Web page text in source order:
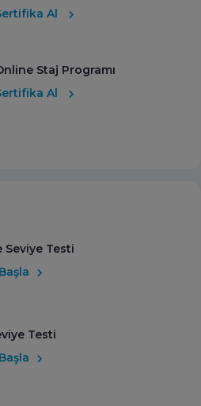
Al
Staj Programı
Al
Seviye Testi
Testi